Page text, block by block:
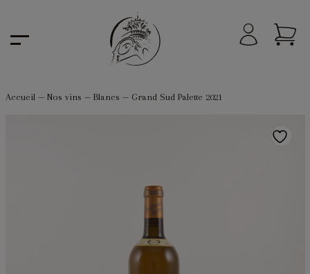
Accueil— Nos vins — Blancs — Grand Sud Palette 2021